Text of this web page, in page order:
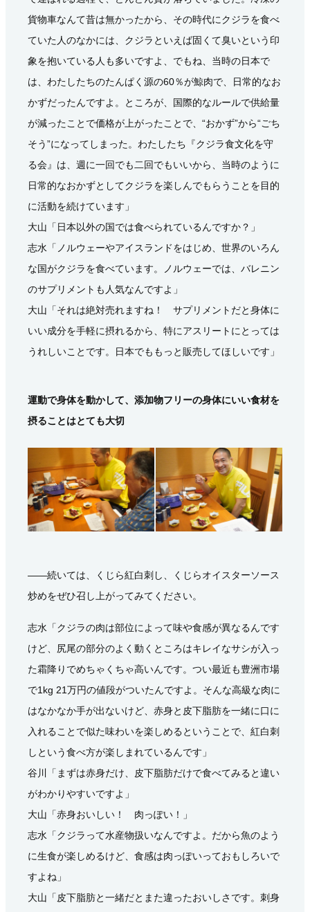
貨物車なんて昔は無かったから、その時代にクジラを食べ
ていた人のなかには、クジラといえば固くて臭いという印
象を抱いている人も多いですよ、でもね、当時の日本で
は、わたしたちのたんぱく源の60％が鯨肉で、日常的なお
かずだったんですよ。ところが、国際的なルールで供給量
が減ったことで価格が上がったことで、“おかず”から“ごち
そう”になってしまった。わたしたち『クジラ食文化を守
る会』は、週に一回でも二回でもいいから、当時のように
日常的なおかずとしてクジラを楽しんでもらうことを目的
に活動を続けています」
大山「日本以外の国では食べられているんですか？」
志水「ノルウェーやアイスランドをはじめ、世界のいろん
な国がクジラを食べています。ノルウェーでは、バレニン
のサプリメントも人気なんですよ」
大山「それは絶対売れますね！ サプリメントだと身体に
いい成分を手軽に摂れるから、特にアスリートにとっては
うれしいことです。日本でももっと販売してほしいです」
運動で身体を動かして、添加物フリーの身体にいい食材を
摂ることはとても大切
――続いては、くじら紅白刺し、くじらオイスターソース
炒めをぜひ召し上がってみてください。
志水「クジラの肉は部位によって味や食感が異なるんです
けど、尻尾の部分のよく動くところはキレイなサシが入っ
た霜降りでめちゃくちゃ高いんです。つい最近も豊洲市場
で1kg 21万円の値段がついたんですよ。そんな高級な肉に
はなかなか手が出ないけど、赤身と皮下脂肪を一緒に口に
入れることで似た味わいを楽しめるということで、紅白刺
しという食べ方が楽しまれているんです」
谷川「まずは赤身だけ、皮下脂肪だけで食べてみると違い
がわかりやすいですよ」
大山「赤身おいしい！ 肉っぽい！」
志水「クジラって水産物扱いなんですよ。だから魚のよう
に生食が楽しめるけど、食感は肉っぽいっておもしろいで
すよね」
大山「皮下脂肪と一緒だとまた違ったおいしさです。刺身